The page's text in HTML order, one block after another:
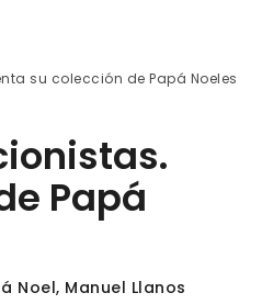
su colección de Papá Noeles
Papá
Noel, Manuel Llanos